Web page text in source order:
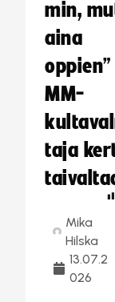
min,
aina
MM-
taja
Mika
Hilska
13.07.2
026